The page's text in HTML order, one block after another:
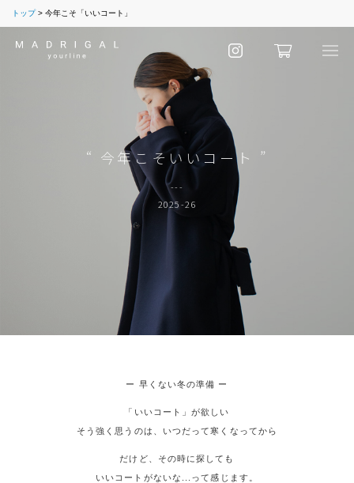
トップ 今年こそ「いいコート」
“ 今年こそいいコート ”
---
2025-26
ー 早くない冬の準備 ー
「いいコート」が欲しい
そう強く思うのは、いつだって寒くなってから
だけど、その時に探しても
いいコートがないな...って感じます。